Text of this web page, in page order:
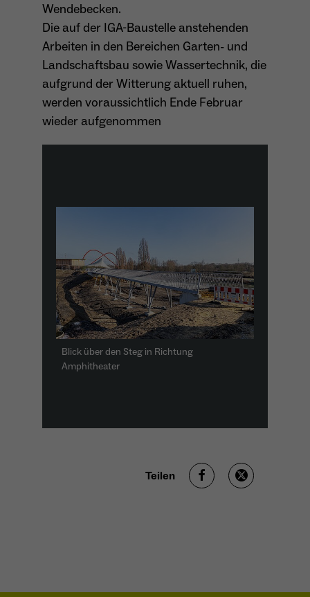
Laufzeit 1 Monat
Speichert den Zustimmungsstatus des
Domäne.
Anbieter Matomo
Laufzeit Sitzung
Zweck
Temporäre Session-ID, ohne
personenbezogene Daten.
1 Jahr
Zweck Unterscheidung der Webseitenbesucher.
Laufzeit 4 Monate
Wendebecken.
Die auf der IGA-Baustelle anstehenden
Arbeiten in den Bereichen Garten- und
Landschaftsbau sowie Wassertechnik, die
aufgrund der Witterung aktuell ruhen,
werden voraussichtlich Ende Februar
wieder aufgenommen
Blick über den Steg in Richtung
Amphitheater
Teilen